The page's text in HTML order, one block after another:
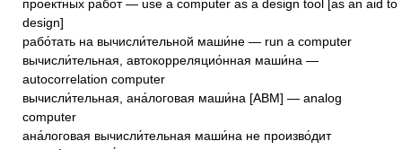
прое́ктных рабо́т — use a computer as a design tool [as an aid to
design]
рабо́тать на вычисли́тельной маши́не — run a computer
вычисли́тельная, автокорреляцио́нная маши́на —
autocorrelation computer
вычисли́тельная, ана́логовая маши́на [АВМ] — analog
computer
ана́логовая вычисли́тельная маши́на не произво́дит